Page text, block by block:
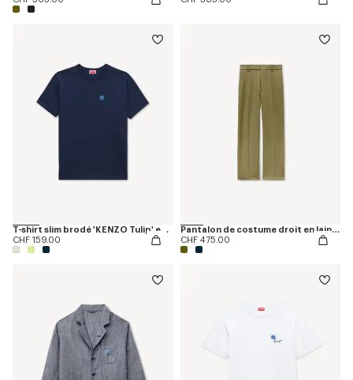
T-shirt slim brodé 'KENZO Tulip' en coton
CHF 159.00
Pantalon de costume droit en laine vierge
CHF 475.00